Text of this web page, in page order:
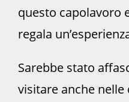
questo capolavoro
regala
Sarebbe stato
visitare anche